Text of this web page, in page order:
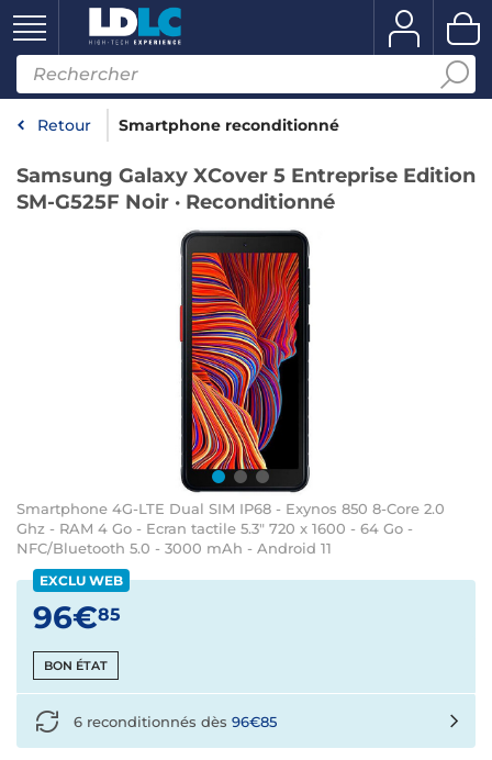
Retour Smartphone reconditionné
Samsung Galaxy XCover 5 Entreprise Edition
SM-G525F Noir · Reconditionné
Smartphone 4G-LTE Dual SIM IP68 - Exynos 850 8-Core 2.0
Ghz - RAM 4 Go - Ecran tactile 5.3" 720 x 1600 - 64 Go -
NFC/Bluetooth 5.0 - 3000 mAh - Android 11
EXCLU WEB
96€85
BON ÉTAT
6 reconditionnés dès 96€85